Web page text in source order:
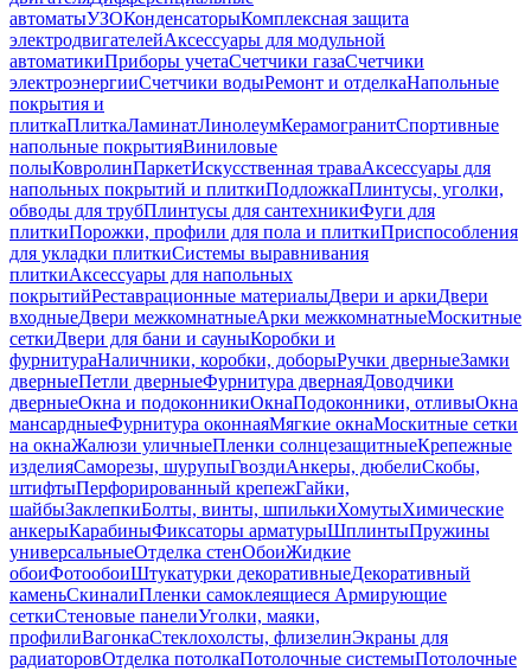
автоматыУЗОКонденсаторыКомплексная защита
электродвигателейАксессуары для модульной
автоматикиПриборы учетаСчетчики газаСчетчики
электроэнергииСчетчики водыРемонт и отделкаНапольные
покрытия и
плиткаПлиткаЛаминатЛинолеумКерамогранитСпортивные
напольные покрытияВиниловые
полыКовролинПаркетИскусственная траваАксессуары для
напольных покрытий и плиткиПодложкаПлинтусы, уголки,
обводы для трубПлинтусы для сантехникиФуги для
плиткиПорожки, профили для пола и плиткиПриспособления
для укладки плиткиСистемы выравнивания
плиткиАксессуары для напольных
покрытийРеставрационные материалыДвери и аркиДвери
входныеДвери межкомнатныеАрки межкомнатныеМоскитные
сеткиДвери для бани и сауныКоробки и
фурнитураНаличники, коробки, доборыРучки дверныеЗамки
дверныеПетли дверныеФурнитура двернаяДоводчики
дверныеОкна и подоконникиОкнаПодоконники, отливыОкна
мансардныеФурнитура оконнаяМягкие окнаМоскитные сетки
на окнаЖалюзи уличныеПленки солнцезащитныеКрепежные
изделияСаморезы, шурупыГвоздиАнкеры, дюбелиСкобы,
штифтыПерфорированный крепежГайки,
шайбыЗаклепкиБолты, винты, шпилькиХомутыХимические
анкерыКарабиныФиксаторы арматурыШплинтыПружины
универсальныеОтделка стенОбоиЖидкие
обоиФотообоиШтукатурки декоративныеДекоративный
каменьСкиналиПленки самоклеящиеся Армирующие
сеткиСтеновые панелиУголки, маяки,
профилиВагонкаСтеклохолсты, флизелинЭкраны для
радиаторовОтделка потолкаПотолочные системыПотолочные